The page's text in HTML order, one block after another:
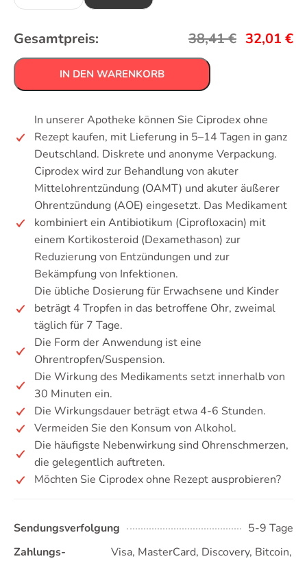
Gesamtpreis: 38,41€ 32,01 €
IN DEN WARENKORB
In unserer Apotheke können Sie Ciprodex ohne
Rezept kaufen, mit Lieferung in 5–14 Tagen in ganz
Deutschland. Diskrete und anonyme Verpackung.
Ciprodex wird zur Behandlung von akuter
Mittelohrentzündung (OAMT) und akuter äußerer
Ohrentzündung (AOE) eingesetzt. Das Medikament
kombiniert ein Antibiotikum (Ciprofloxacin) mit
einem Kortikosteroid (Dexamethason) zur
Reduzierung von Entzündungen und zur
Bekämpfung von Infektionen.
Die übliche Dosierung für Erwachsene und Kinder
beträgt 4 Tropfen in das betroffene Ohr, zweimal
täglich für 7 Tage.
Die Form der Anwendung ist eine
Ohrentropfen/Suspension.
Die Wirkung des Medikaments setzt innerhalb von
30 Minuten ein.
Die Wirkungsdauer beträgt etwa 4-6 Stunden.
Vermeiden Sie den Konsum von Alkohol.
Die häufigste Nebenwirkung sind Ohrenschmerzen,
die gelegentlich auftreten.
Möchten Sie Ciprodex ohne Rezept ausprobieren?
Sendungsverfolgung
5-9 Tage
Zahlungs-
Visa, MasterCard, Discovery, Bitcoin,